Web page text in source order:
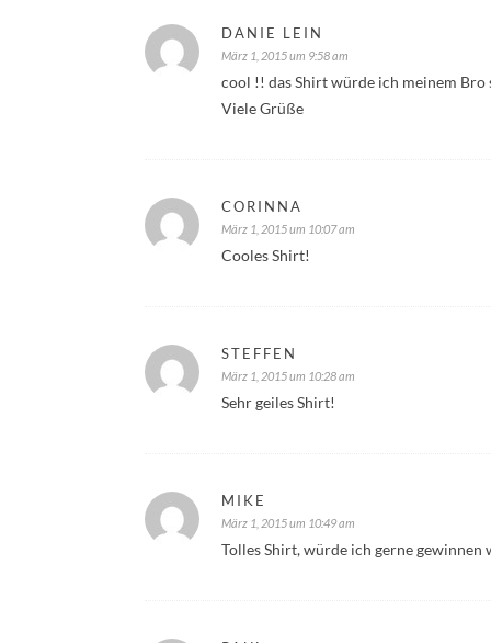
DANIE LEIN
März 1, 2015 um 9:58 am
cool !! das Shirt würde ich meinem Bro
Viele Grüße
CORINNA
März 1, 2015 um 10:07 am
Cooles Shirt!
STEFFEN
März 1, 2015 um 10:28 am
Sehr geiles Shirt!
MIKE
März 1, 2015 um 10:49 am
Tolles Shirt, würde ich gerne gewinnen